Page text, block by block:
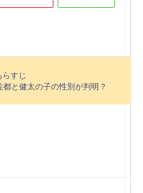
らすじ
都と健太の子の性別が判明？